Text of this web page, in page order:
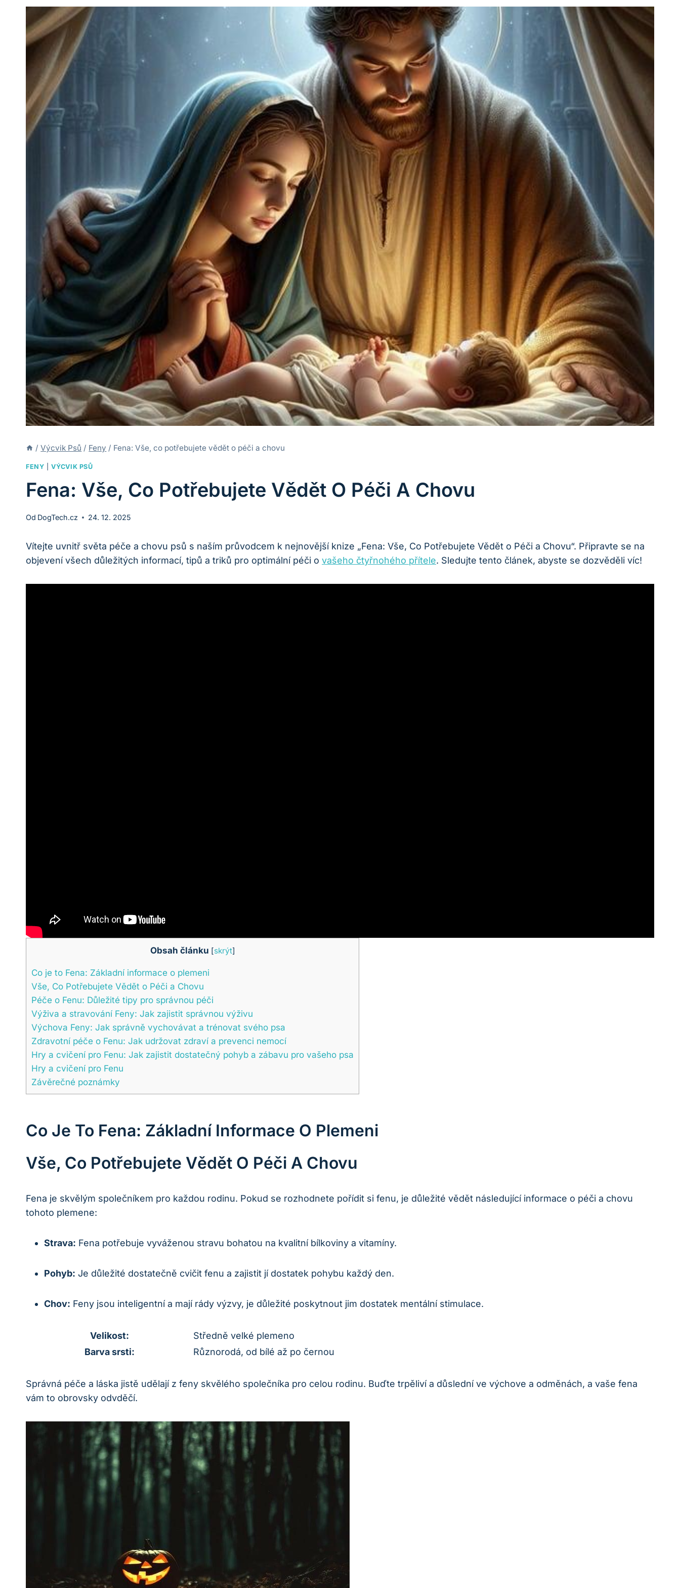
/ Výcvik Psů / Feny / Fena: Vše, co potřebujete vědět o péči a chovu
FENY |VÝCVIK PSŮ
Fena: Vše, Co Potřebujete Vědět O Péči A Chovu
Od DogTech.cz 24. 12. 2025
Vítejte uvnitř světa péče a chovu psů s naším průvodcem k nejnovější knize „Fena: Vše, Co Potřebujete Vědět o Péči a Chovu“. Připravte se na
objevení všech důležitých informací, tipů a triků pro optimální péči o vašeho čtyřnohého přítele. Sledujte tento článek, abyste se dozvěděli víc!
Obsah článku [skrýt]
Co je to Fena: Základní informace o plemeni
Vše, Co Potřebujete Vědět o Péči a Chovu
Péče o Fenu: Důležité tipy pro správnou péči
Výživa a stravování Feny: Jak zajistit správnou výživu
Výchova Feny: Jak správně vychovávat a trénovat svého psa
Zdravotní péče o Fenu: Jak udržovat zdraví a prevenci nemocí
Hry a cvičení pro Fenu: Jak zajistit dostatečný pohyb a zábavu pro vašeho psa
Hry a cvičení pro Fenu
Závěrečné poznámky
Co Je To Fena: Základní Informace O Plemeni
Vše, Co Potřebujete Vědět O Péči A Chovu
Fena je skvělým společníkem pro každou rodinu. Pokud se rozhodnete pořídit si fenu, je důležité vědět následující informace o péči a chovu
tohoto plemene:
Strava: Fena potřebuje vyváženou stravu bohatou na kvalitní bílkoviny a vitamíny.
Pohyb: Je důležité dostatečně cvičit fenu a zajistit jí dostatek pohybu každý den.
Chov: Feny jsou inteligentní a mají rády výzvy, je důležité poskytnout jim dostatek mentální stimulace.
Velikost:
Středně velké plemeno
Barva srsti:
Různorodá, od bílé až po černou
Správná péče a láska jistě udělají z feny skvělého společníka pro celou rodinu. Buďte trpěliví a důslední ve výchove a odměnách, a vaše fena
vám to obrovsky odvděčí.